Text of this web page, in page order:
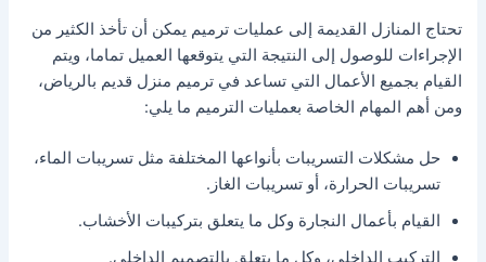
تحتاج المنازل القديمة إلى عمليات ترميم يمكن أن تأخذ الكثير من
الإجراءات للوصول إلى النتيجة التي يتوقعها العميل تماما، ويتم
القيام بجميع الأعمال التي تساعد في ترميم منزل قديم بالرياض،
ومن أهم المهام الخاصة بعمليات الترميم ما يلي:
حل مشكلات التسريبات بأنواعها المختلفة مثل تسريبات الماء،
تسريبات الحرارة، أو تسريبات الغاز.
القيام بأعمال النجارة وكل ما يتعلق بتركيبات الأخشاب.
التركيب الداخلي، وكل ما يتعلق بالتصميم الداخلي.